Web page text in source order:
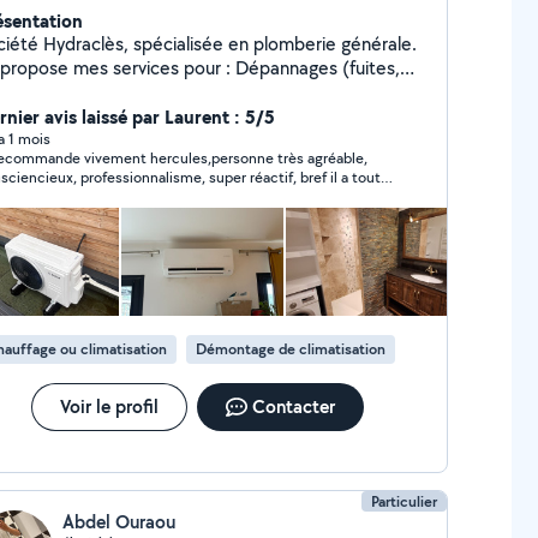
Hydraclès, spécialisée en plomberie générale.
mes services pour : Dépannages (fuites,
Entretien et détartrage Pose de chauffe-
filtres anti-calcaire Travail soigné, rapide et
Disponible en urgence ou sur rendez-
N'hésitez pas à me contacter pour un devis
gratuit ou un conseil ! À bientôt, Hercule Hydraclès
avis laissé par Laurent : 5/5
1 mois
vivement hercules,personne très agréable,
professionnalisme, super réactif, bref il a toute
ou climatisation Démontage de climatisation
Voir le profil Contacter
Particulier
Abdel Ouraou